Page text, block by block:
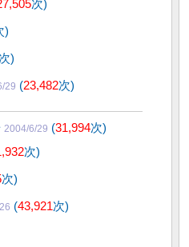
次)
)
次)
29 (23,482次)
2004/6/29 (31,994次)
次)
次)
(43,921次)